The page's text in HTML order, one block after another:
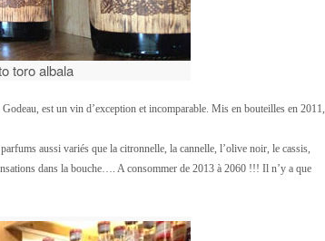
toro albala
est un vin d’exception et incomparable. Mis en bouteilles en 2011,
aussi variés que la citronnelle, la cannelle, l’olive noir, le cassis,
dans la bouche…. A consommer de 2013 à 2060 !!! Il n’y a que